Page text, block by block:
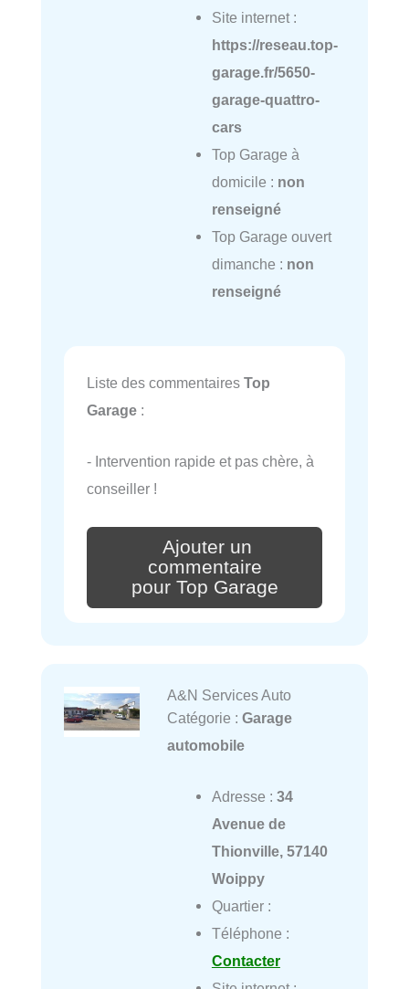
Site internet :
https://reseau.top-
garage.fr/5650-
garage-quattro-
cars
Top Garage à
domicile : non
renseigné
Top Garage ouvert
dimanche : non
renseigné
Liste des commentaires Top
Garage :
- Intervention rapide et pas chère, à
conseiller !
Ajouter un
commentaire
pour Top Garage
A&N Services Auto
Catégorie : Garage
automobile
Adresse : 34
Avenue de
Thionville, 57140
Woippy
Quartier :
Téléphone :
Contacter